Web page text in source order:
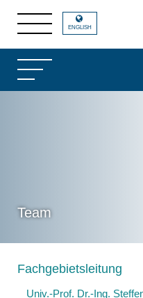
Team
ENGLISH
Fachgebietsleitung
Univ.-Prof. Dr.-Ing.